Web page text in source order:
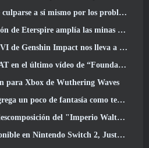
a sí mismo por los problemas recientes
enanas y ofrece una revisión completa del combate contra jefes
ese lugar del que Mondstadt sigue hablando pero que nunca hemos visto
el último vídeo de “Foundations”
para Xbox de Wuthering Waves
de fantasía como temporada 10 Lanzamientos
Walthen" en la próxima gran actualización de RAVEN2
2, Justo a tiempo para el lanzamiento de Shadowgrapher